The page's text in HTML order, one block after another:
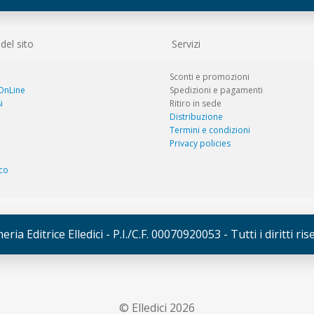
sito Servizi
Sconti e promozioni
Spedizioni e pagamenti
Ritiro in sede
Distribuzione
Termini e condizioni
Privacy policies
Editrice Elledici - P.I./C.F. 00070920053 - Tutti i diritti
© Elledici 2026